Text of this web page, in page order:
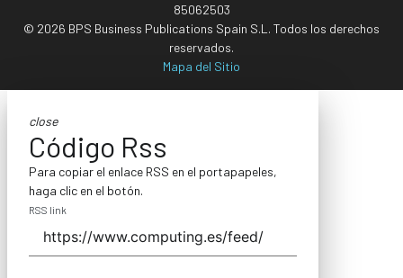
85062503
© 2026 BPS Business Publications Spain S.L. Todos los derechos
reservados.
Mapa del Sitio
close
Código Rss
Para copiar el enlace RSS en el portapapeles,
haga clic en el botón.
RSS link